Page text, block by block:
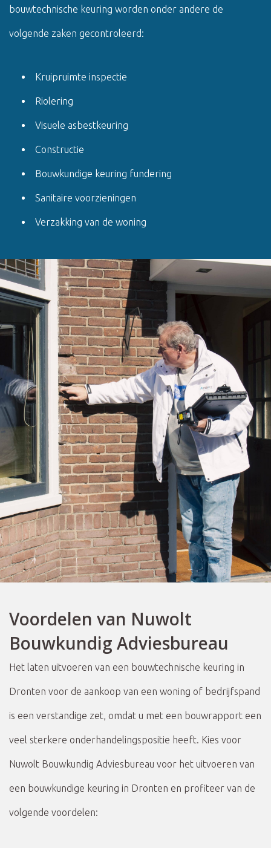
bouwtechnische keuring worden onder andere de
volgende zaken gecontroleerd:
Kruipruimte inspectie
Riolering
Visuele asbestkeuring
Constructie
Bouwkundige keuring fundering
Sanitaire voorzieningen
Verzakking van de woning
Voordelen van Nuwolt
Bouwkundig Adviesbureau
Het laten uitvoeren van een bouwtechnische keuring in
Dronten voor de aankoop van een woning of bedrijfspand
is een verstandige zet, omdat u met een bouwrapport een
veel sterkere onderhandelingspositie heeft. Kies voor
Nuwolt Bouwkundig Adviesbureau voor het uitvoeren van
een bouwkundige keuring in Dronten en profiteer van de
volgende voordelen: